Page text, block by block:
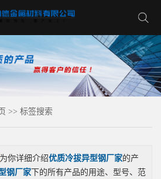
>> 标签搜索
为你详细介绍优质冷拔异型钢厂家的产
钢厂家 下的所有产品的用途、型号、范